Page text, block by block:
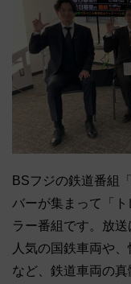
BSフジの鉄道番組
バーが集まって「
ラー番組です。放
人気の国鉄車両や
など、鉄道車両の真